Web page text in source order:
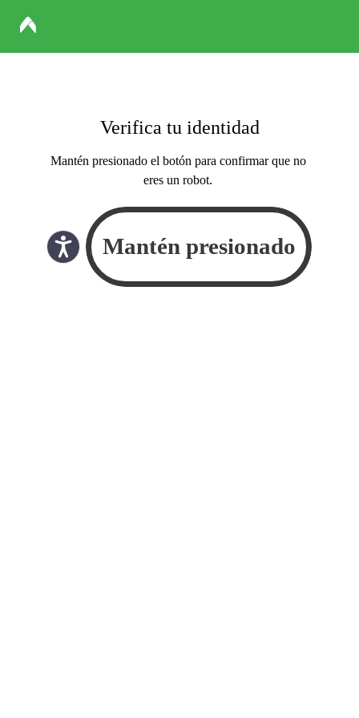
Verifica tu identidad
Mantén presionado el botón para confirmar que no
eres un robot.